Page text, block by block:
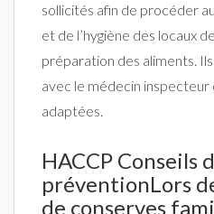
sollicités afin de procéder
et de l’hygiène des locaux
préparation des aliments.
avec le médecin inspecteur
adaptées.
HACCP Conseils
préventionLors
de conserves